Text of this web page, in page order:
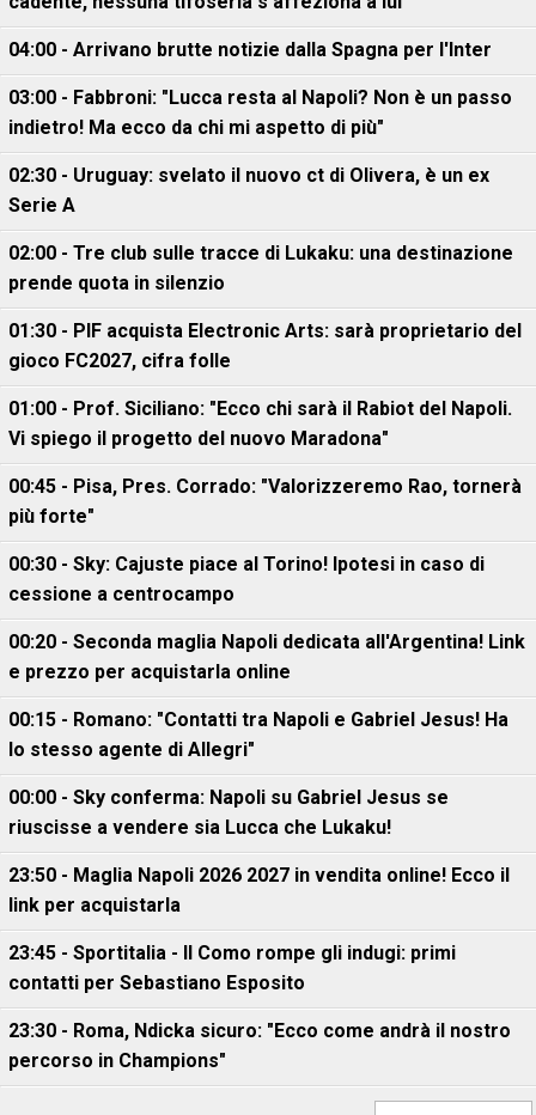
04:00 - Arrivano brutte notizie dalla Spagna per l'Inter
03:00 - Fabbroni: "Lucca resta al Napoli? Non è un passo
indietro! Ma ecco da chi mi aspetto di più"
02:30 - Uruguay: svelato il nuovo ct di Olivera, è un ex
Serie A
02:00 - Tre club sulle tracce di Lukaku: una destinazione
prende quota in silenzio
01:30 - PIF acquista Electronic Arts: sarà proprietario del
gioco FC2027, cifra folle
01:00 - Prof. Siciliano: "Ecco chi sarà il Rabiot del Napoli.
Vi spiego il progetto del nuovo Maradona"
00:45 - Pisa, Pres. Corrado: "Valorizzeremo Rao, tornerà
più forte"
00:30 - Sky: Cajuste piace al Torino! Ipotesi in caso di
cessione a centrocampo
00:20 - Seconda maglia Napoli dedicata all'Argentina! Link
e prezzo per acquistarla online
00:15 - Romano: "Contatti tra Napoli e Gabriel Jesus! Ha
lo stesso agente di Allegri"
00:00 - Sky conferma: Napoli su Gabriel Jesus se
riuscisse a vendere sia Lucca che Lukaku!
23:50 - Maglia Napoli 2026 2027 in vendita online! Ecco il
link per acquistarla
23:45 - Sportitalia - Il Como rompe gli indugi: primi
contatti per Sebastiano Esposito
23:30 - Roma, Ndicka sicuro: "Ecco come andrà il nostro
percorso in Champions"